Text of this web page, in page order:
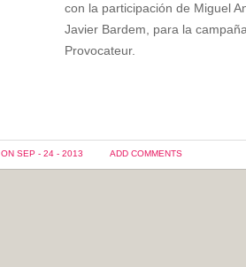
con la participación de Miguel
Javier Bardem, para la
Provocateur.
ON SEP - 24 - 2013 ADD COMMENTS